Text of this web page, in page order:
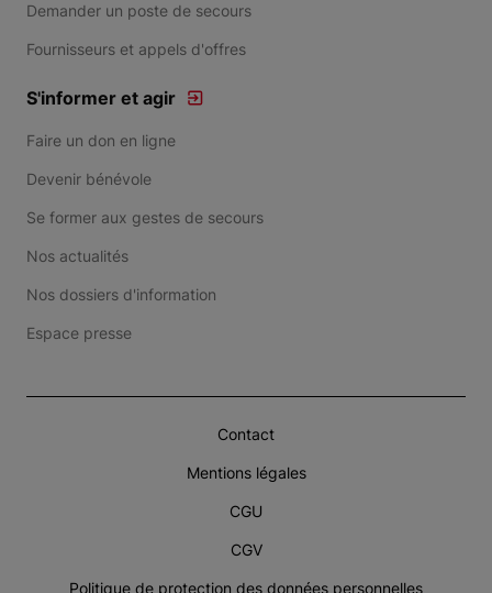
Demander un poste de secours
Fournisseurs et appels d'offres
S'informer et agir
Faire un don en ligne
Devenir bénévole
Se former aux gestes de secours
Nos actualités
Nos dossiers d'information
Espace presse
Contact
Mentions légales
CGU
CGV
Politique de protection des données personnelles